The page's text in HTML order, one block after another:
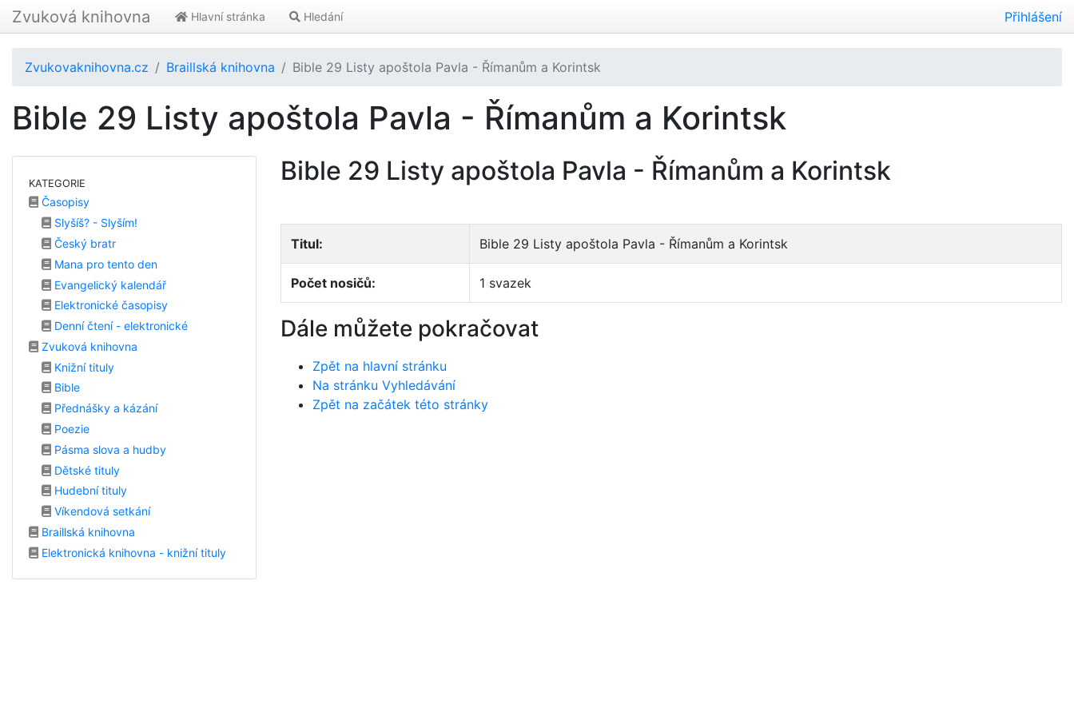
Zvuková knihovna Hlavní stránka Hledání Přihlášení
Zvukovaknihovna.cz Braillská knihovna Bible 29 Listy apoštola Pavla - Římanům a Korintsk
Bible 29 Listy apoštola Pavla - Římanům a Korintsk
KATEGORIE
Časopisy
Slyšíš? - Slyším!
Český bratr
Mana pro tento den
Evangelický kalendář
Elektronické časopisy
Denní čtení - elektronické
Zvuková knihovna
Knižní tituly
Bible
Přednášky a kázání
Poezie
Pásma slova a hudby
Dětské tituly
Hudební tituly
Víkendová setkání
Braillská knihovna
Elektronická knihovna - knižní tituly
Bible 29 Listy apoštola Pavla - Římanům a Korintsk
Titul: Bible 29 Listy apoštola Pavla - Římanům a Korintsk
Počet nosičů: 1 svazek
Dále můžete pokračovat
Zpět na hlavní stránku
Na stránku Vyhledávání
Zpět na začátek této stránky